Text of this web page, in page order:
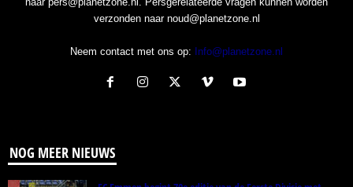
verzonden naar noud@planetzone.nl
Neem contact met ons op: Info@planetzone.nl
NOG MEER NIEUWS